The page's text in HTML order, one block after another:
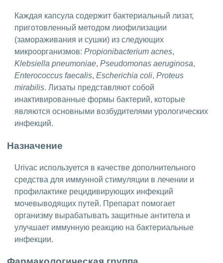
Каждая капсула содержит бактериальный лизат,
приготовленный методом лиофилизации
(замораживания и сушки) из следующих
микроорганизмов: Propionibacterium acnes,
Klebsiella pneumoniae, Pseudomonas aeruginosa,
Enterococcus faecalis, Escherichia coli, Proteus
mirabilis. Лизаты представляют собой
инактивированные формы бактерий, которые
являются основными возбудителями урологических
инфекций.
Назначение
Urivac используется в качестве дополнительного
средства для иммунной стимуляции в лечении и
профилактике рецидивирующих инфекций
мочевыводящих путей. Препарат помогает
организму вырабатывать защитные антитела и
улучшает иммунную реакцию на бактериальные
инфекции.